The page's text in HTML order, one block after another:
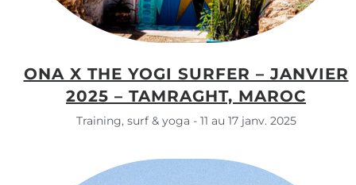
ONA X THE YOGI SURFER – JANVIER
2025 – TAMRAGHT, MAROC
Training, surf & yoga - 11 au 17 janv. 2025